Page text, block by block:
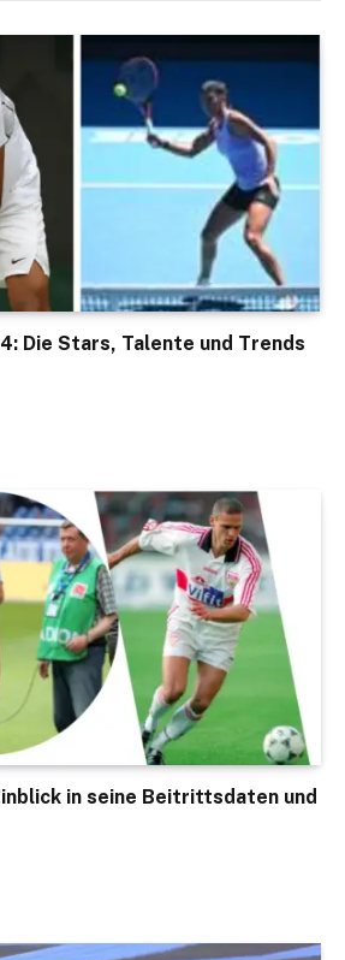
Die Stars, Talente und Trends
in seine Beitrittsdaten und